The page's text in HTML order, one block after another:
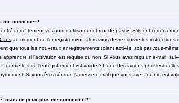
me connecter !
correctement vos nom d'utilisateur et mot de passe. S'ils ont
ansau moment de l'enregistrement, alors vous devrez suivre les
que tous les nouveaux enregistrements soient activés, soit par vous-
apprendre si l'activation est requise ou non. Si vous avez reçu un e-mail,
fournie lors de l'enregistrement est valide ? L'une des raisons pour
Si vous êtes sûr que l'adresse e-mail que vous avez fournie est
mais ne peux plus me connecter ?!